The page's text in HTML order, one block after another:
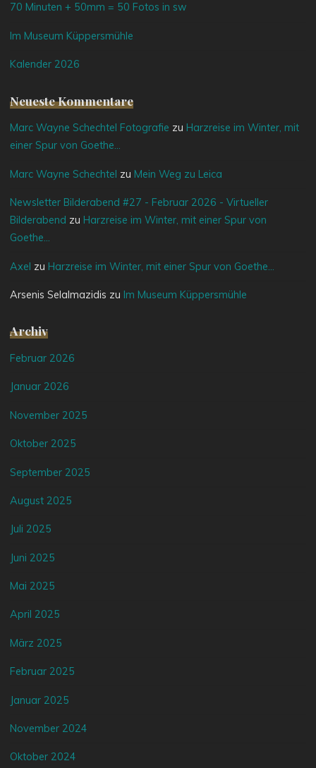
70 Minuten + 50mm = 50 Fotos in sw
Im Museum Küppersmühle
Kalender 2026
Neueste Kommentare
Marc Wayne Schechtel Fotografie zu Harzreise im Winter, mit
einer Spur von Goethe…
Marc Wayne Schechtel zu Mein Weg zu Leica
Newsletter Bilderabend #27 - Februar 2026 - Virtueller
Bilderabend zu Harzreise im Winter, mit einer Spur von
Goethe…
Axel zu Harzreise im Winter, mit einer Spur von Goethe…
Arsenis Selalmazidis zu Im Museum Küppersmühle
Archiv
Februar 2026
Januar 2026
November 2025
Oktober 2025
September 2025
August 2025
Juli 2025
Juni 2025
Mai 2025
April 2025
März 2025
Februar 2025
Januar 2025
November 2024
Oktober 2024